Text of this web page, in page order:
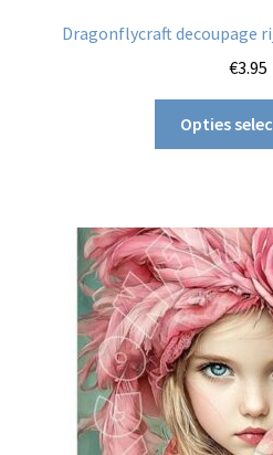
Dragonflycraft decoupage
€3.95
Opties